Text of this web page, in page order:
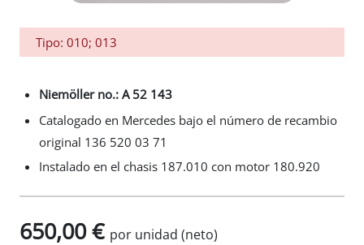
Tipo: 010; 013
Niemöller no.: A 52 143
Catalogado en Mercedes bajo el número de recambio
original 136 520 03 71
Instalado en el chasis 187.010 con motor 180.920
650,00 € por unidad (neto)